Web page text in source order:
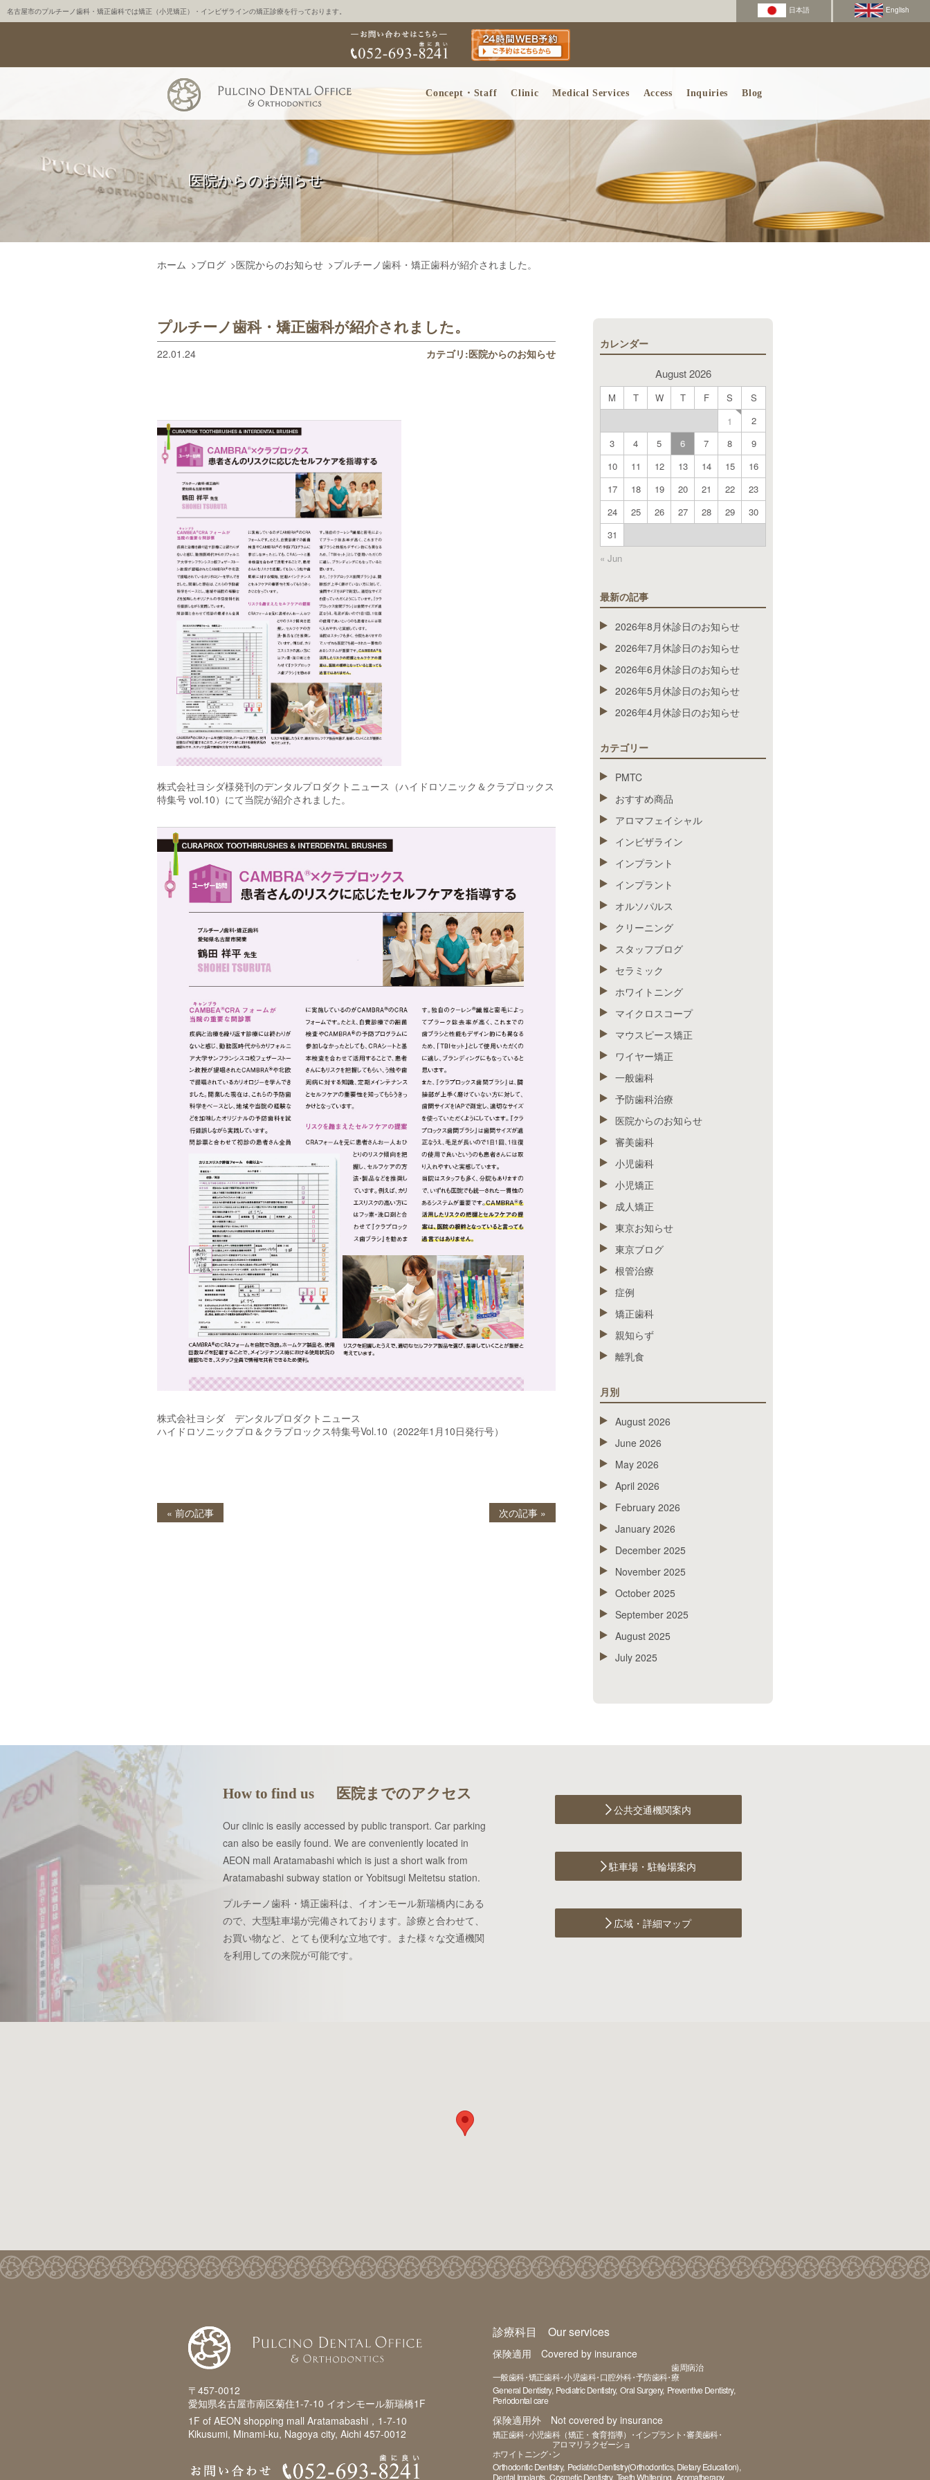
名古屋市のプルチーノ歯科・矯正歯科では矯正（小児矯正）・インビザラインの矯正診療を行っております。
Concept・Staff Clinic Medical Services Access Inquiries Blog
医院からのお知らせ
ホーム >ブログ >医院からのお知らせ >プルチーノ歯科・矯正歯科が紹介されました。
プルチーノ歯科・矯正歯科が紹介されました。
22.01.24 カテゴリ:医院からのお知らせ
株式会社ヨシダ様発刊のデンタルプロダクトニュース（ハイドロソニック＆クラプロックス
特集号 vol.10）にて当院が紹介されました。
株式会社ヨシダ デンタルプロダクトニュース
ハイドロソニックプロ＆クラプロックス特集号Vol.10（2022年1月10日発行号）
« 前の記事 次の記事 »
カレンダー
August 2026
M T W T F S S
« Jun
1
2
3
4 5 6 7 8
9
10
11 12 13 14 15
16
17
18 19 20 21 22
23
24
25 26 27 28 29
30
31
最新の記事
2026年8月休診日のお知らせ
2026年7月休診日のお知らせ
2026年6月休診日のお知らせ
2026年5月休診日のお知らせ
2026年4月休診日のお知らせ
カテゴリー
PMTC
おすすめ商品
アロマフェイシャル
インビザライン
インプラント
インプラント
オルソパルス
クリーニング
スタッフブログ
セラミック
ホワイトニング
マイクロスコープ
マウスピース矯正
ワイヤー矯正
一般歯科
予防歯科治療
医院からのお知らせ
審美歯科
小児歯科
小児矯正
成人矯正
東京お知らせ
東京ブログ
根管治療
症例
矯正歯科
親知らず
離乳食
月別
August 2026
June 2026
May 2026
April 2026
February 2026
January 2026
December 2025
November 2025
October 2025
September 2025
August 2025
July 2025
How to find us 医院までのアクセス
Our clinic is easily accessed by public transport. Car parking
can also be easily found. We are conveniently located in
AEON mall Aratamabashi which is just a short walk from
Aratamabashi subway station or Yobitsugi Meitetsu station.
プルチーノ歯科・矯正歯科は、イオンモール新瑞橋内にある
ので、大型駐車場が完備されております。診療と合わせて、
お買い物など、とても便利な立地です。また様々な交通機関
を利用しての来院が可能です。
公共交通機関案内
駐車場・駐輪場案内
広域・詳細マップ
〒457-0012
愛知県名古屋市南区菊住1-7-10 イオンモール新瑞橋1F
1F of AEON shopping mall Aratamabashi，1-7-10
Kikusumi, Minami-ku, Nagoya city, Aichi 457-0012
診療科目 Our services
保険適用 Covered by insurance
一般歯科 矯正歯科 小児歯科 口腔外科 予防歯科
歯周病治
療
General Dentistry Pediatric Dentistry Oral Surgery Preventive Dentistry
Periodontal care
保険適用外 Not covered by insurance
矯正歯科 小児歯科（矯正・食育指導） インプラント 審美歯科
ホワイトニング
アロマリラクゼーショ
ン
Orthodontic Dentistry Pediatric Dentistry(Orthodontics, Dietary Education)
Dental Implants Cosmetic Dentistry Teeth Whitening Aromatherapy